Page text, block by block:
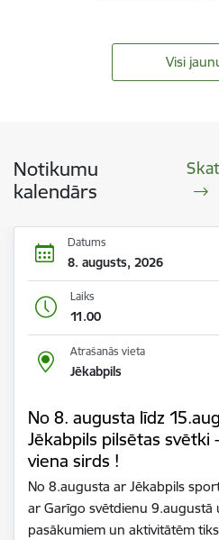
Visi
Notikumu
kalendārs
Datums
8. augusts, 2026
Laiks
11.00
Atrašanās vieta
Jēkabpils
No 8. augusta līdz
Jēkabpils pilsētas svētki
viena sirds !
No 8.augusta ar Jēkabpils
ar Garīgo svētdienu 9.augustā
pasākumiem un aktivitātēm